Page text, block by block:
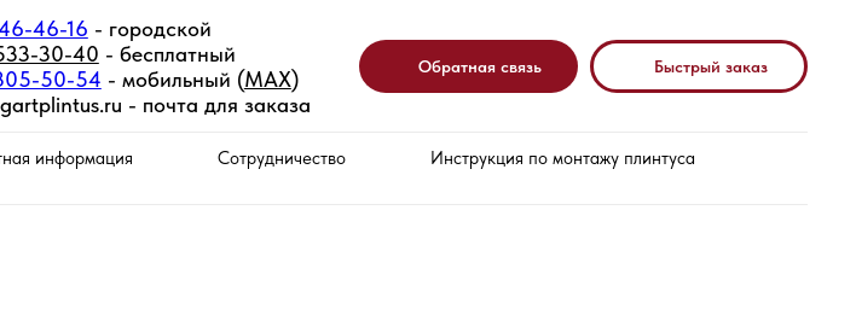
46-16 - городской
30-40 - бесплатный
50-54 - мобильный (MAX)
- почта для заказа
Обратная связь Быстрый заказ
информация Сотрудничество
Инструкция по монтажу плинтуса